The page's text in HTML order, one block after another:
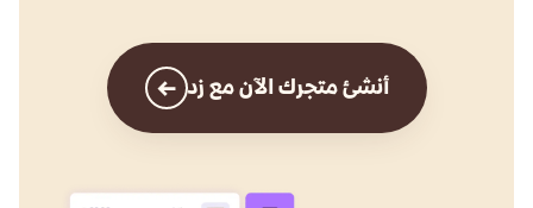
أنشئ متجرك الآن مع زد ←